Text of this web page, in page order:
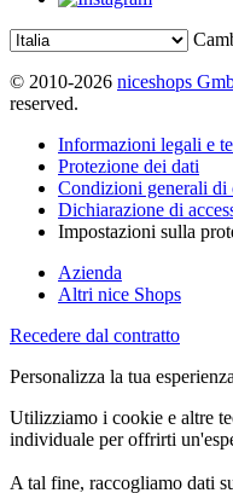
© 2010-2026 niceshops
reserved.
Informazioni legali e
Protezione dei dati
Condizioni generali di
Dichiarazione di
Impostazioni sulla
Azienda
Altri nice Shops
Recedere dal contratto
Personalizza la tua
Utilizziamo i cookie e altre
individuale per offrirti
A tal fine, raccogliamo dati